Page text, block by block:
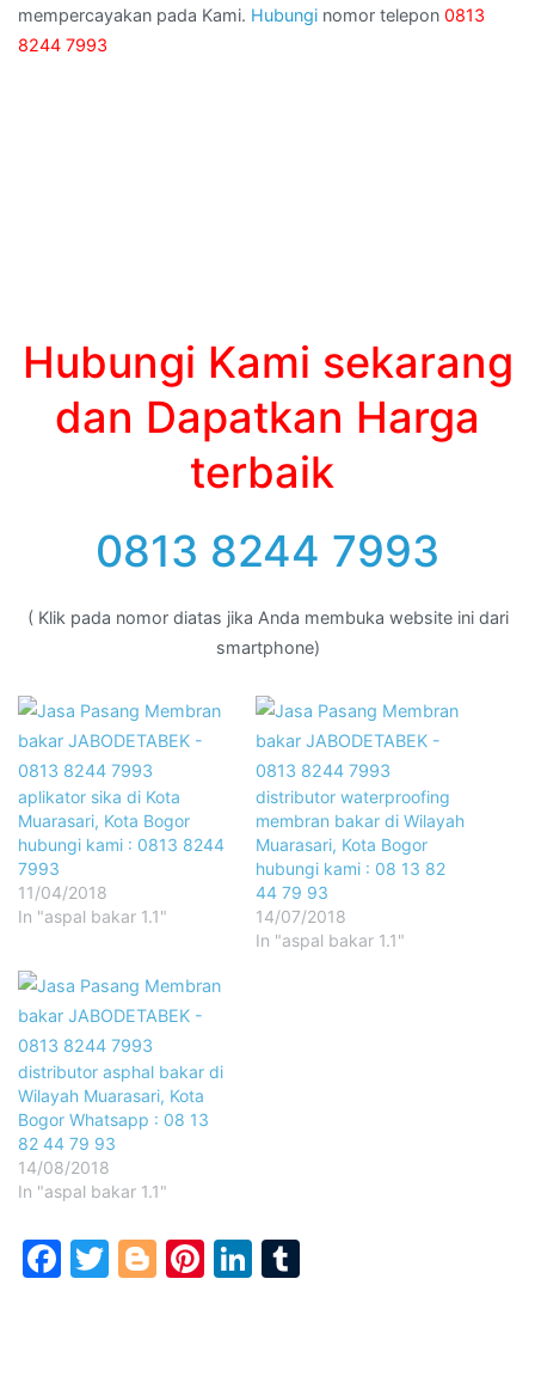
mempercayakan pada Kami. Hubungi nomor telepon 0813
8244 7993
Hubungi Kami sekarang
dan Dapatkan Harga
terbaik
0813 8244 7993
( Klik pada nomor diatas jika Anda membuka website ini dari
smartphone)
aplikator sika di Kota
Muarasari, Kota Bogor
hubungi kami : 0813 8244
7993
11/04/2018
In "aspal bakar 1.1"
distributor waterproofing
membran bakar di Wilayah
Muarasari, Kota Bogor
hubungi kami : 08 13 82
44 79 93
14/07/2018
In "aspal bakar 1.1"
distributor asphal bakar di
Wilayah Muarasari, Kota
Bogor Whatsapp : 08 13
82 44 79 93
14/08/2018
In "aspal bakar 1.1"
Facebook
Twitter
Blogger
Pinterest
LinkedIn